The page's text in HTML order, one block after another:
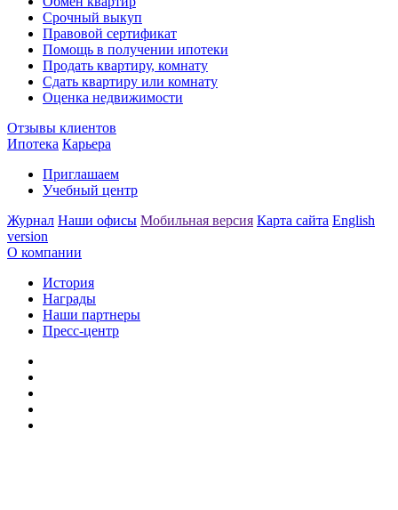
Срочный выкуп
Правовой сертификат
Помощь в получении ипотеки
Продать квартиру, комнату
Сдать квартиру или комнату
Оценка недвижимости
Отзывы клиентов
Ипотека Карьера
Приглашаем
Учебный центр
Журнал Наши офисы Мобильная версия Карта сайта English
version
О компании
История
Награды
Наши партнеры
Пресс-центр